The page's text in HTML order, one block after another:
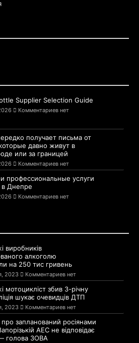
Supplier Selection Guide
Комментариев нет
получает письма от
давно живут в
или за границей
Комментариев нет
профессиональные услуги
в Днепре
Комментариев нет
виробників
алкоголю
на 250 тис гривень
2023 Комментариев нет
мотоцикліст збив 3-річну
шукає очевидців ДТП
2023 Комментариев нет
про запланований росіянами
АЕС не відповідає
голова ЗОВА